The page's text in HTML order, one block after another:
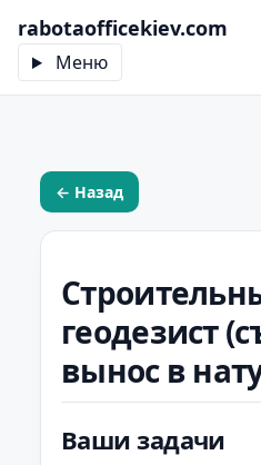
rabotaofficekiev.com
Меню
← Назад
геодезист
вынос в
Ваши задачи